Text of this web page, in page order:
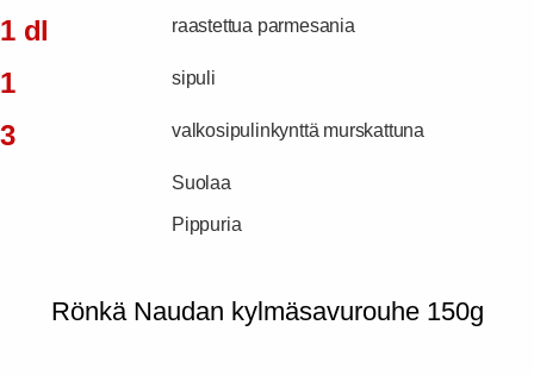
1 dl raastettua parmesania
1 sipuli
3 valkosipulinkynttä murskattuna
Suolaa
Pippuria
Rönkä Naudan kylmäsavurouhe 150g